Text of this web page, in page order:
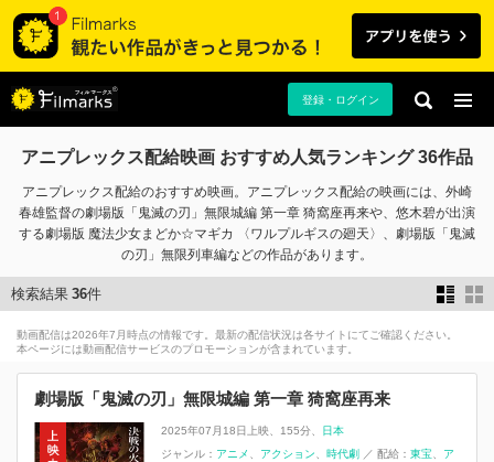
登録・ログイン
アニプレックス配給映画 おすすめ人気ランキング 36作品
アニプレックス配給のおすすめ映画。アニプレックス配給の映画には、外崎
春雄監督の劇場版「鬼滅の刃」無限城編 第一章 猗窩座再来や、悠木碧が出演
する劇場版 魔法少女まどか☆マギカ 〈ワルプルギスの廻天〉、劇場版「鬼滅
の刃」無限列車編などの作品があります。
検索結果 36件
動画配信は2026年7月時点の情報です。最新の配信状況は各サイトにてご確認ください。
本ページには動画配信サービスのプロモーションが含まれています。
劇場版「鬼滅の刃」無限城編 第一章 猗窩座再来
2025年07月18日上映 155分
日本
ジャンル： アニメ アクション 時代劇 ／ 配給： 東宝
ア